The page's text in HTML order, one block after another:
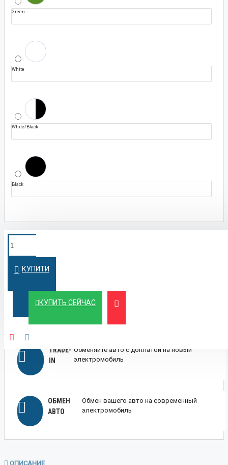
Green
White
White/Black
Black
КУПИТИ
КУПИТЬ СЕЙЧАС
КРЕДИТ
ЛИЗИНГВыгодный лизинг для бизнеса и физических
лиц
TRADE-
IN
Обменяйте авто с доплатой на новый
электромобиль
ОБМЕН
АВТО
Обмен вашего авто на современный
электромобиль
ОПИСАНИЕ